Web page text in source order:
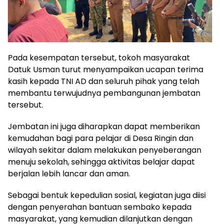
Pada kesempatan tersebut, tokoh masyarakat
Datuk Usman turut menyampaikan ucapan terima
kasih kepada TNI AD dan seluruh pihak yang telah
membantu terwujudnya pembangunan jembatan
tersebut.
Jembatan ini juga diharapkan dapat memberikan
kemudahan bagi para pelajar di Desa Ringin dan
wilayah sekitar dalam melakukan penyeberangan
menuju sekolah, sehingga aktivitas belajar dapat
berjalan lebih lancar dan aman.
Sebagai bentuk kepedulian sosial, kegiatan juga diisi
dengan penyerahan bantuan sembako kepada
masyarakat, yang kemudian dilanjutkan dengan